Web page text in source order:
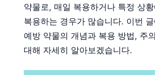
약물로, 매일 복용하거나 특정 상황
복용하는 경우가 많습니다. 이번
예방 약물의 개념과 복용 방법, 주
대해 자세히 알아보겠습니다.